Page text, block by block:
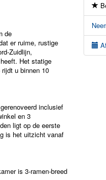
de
er ruime, rustige
Zuidlijn,
Het statige
u binnen 10
inclusief
en 3
ligt op de eerste
is het uitzicht vanaf
is 3-ramen-breed